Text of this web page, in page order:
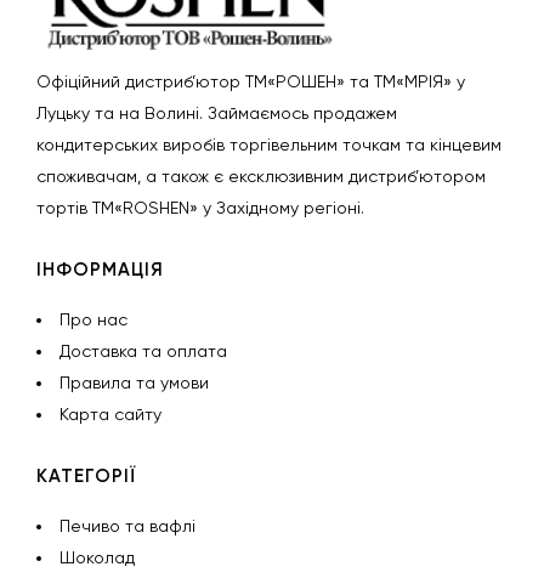
Офіційний дистриб’ютор ТМ«РОШЕН» та ТМ«МРІЯ» у
Луцьку та на Волині. Займаємось продажем
кондитерських виробів торгівельним точкам та кінцевим
споживачам, а також є ексклюзивним дистриб’ютором
тортів ТМ«ROSHEN» у Західному регіоні.
ІНФОРМАЦІЯ
Про нас
Доставка та оплата
Правила та умови
Карта сайту
КАТЕГОРІЇ
Печиво та вафлі
Шоколад